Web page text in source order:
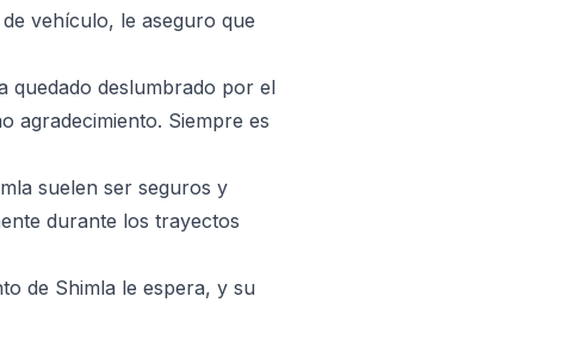
vehículo, le aseguro que
quedado deslumbrado por el
agradecimiento. Siempre es
suelen ser seguros y
durante los trayectos
de Shimla le espera, y su